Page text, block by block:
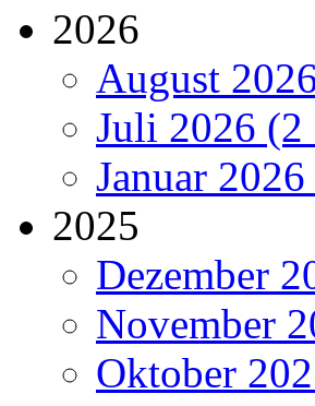
2026
August
Juli 2026 (2
Januar
2025
Dezember
November
Oktober